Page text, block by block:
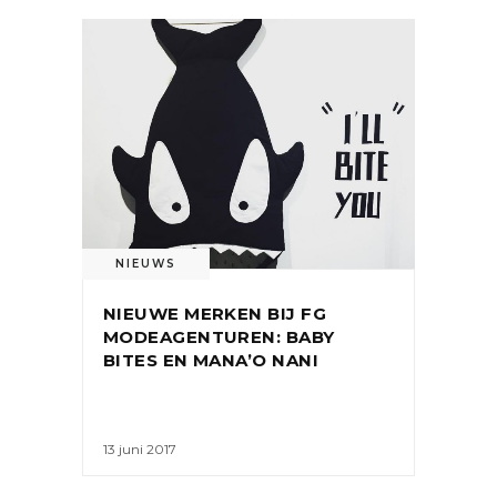
NIEUWS
NIEUWE MERKEN BIJ FG
MODEAGENTUREN: BABY
BITES EN MANA’O NANI
13 juni 2017